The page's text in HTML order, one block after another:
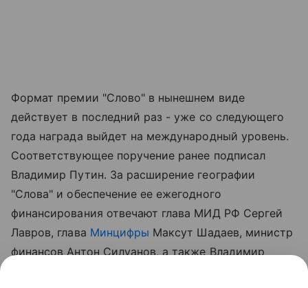
Формат премии "Слово" в нынешнем виде
действует в последний раз - уже со следующего
года награда выйдет на международный уровень.
Соответствующее поручение ранее подписал
Владимир Путин. За расширение географии
"Слова" и обеспечение ее ежегодного
финансирования отвечают глава МИД РФ Сергей
Лавров, глава Минцифры Максут Шадаев, министр
финансов Антон Силуанов, а также Владимир